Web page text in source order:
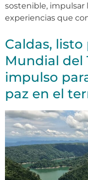
sostenible, impulsar
experiencias que
Caldas, listo
Mundial del
impulso
paz en el